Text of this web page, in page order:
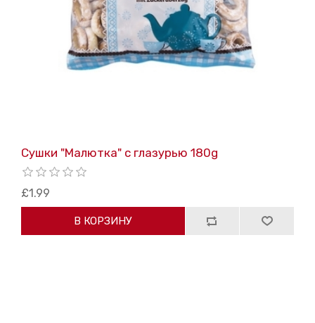
Сушки "Малютка" с глазурью 180g
£1.99
В КОРЗИНУ